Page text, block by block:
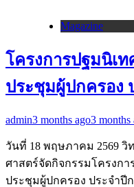
Magazine
โครงการปฐมนิเ
ประชุมผู้ปกครอง
admin3 months ago3 months
วันที่ 18 พฤษภาคม 2569
ศาสตร์จัดกิจกรรมโครงก
ประชุมผู้ปกครอง ประจำปี